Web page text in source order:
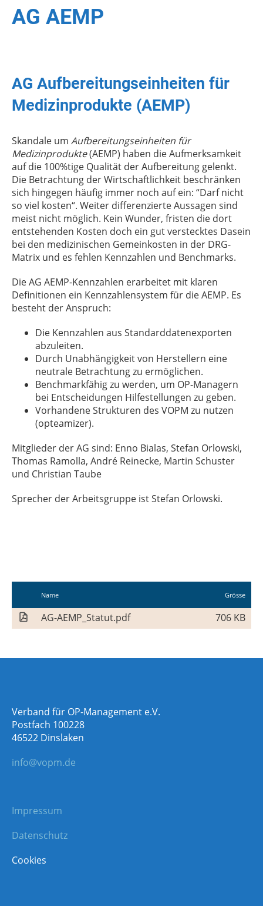
AG AEMP
AG Aufbereitungseinheiten für
Medizinprodukte (AEMP)
Skandale um Aufbereitungseinheiten für
Medizinprodukte(AEMP) haben die Aufmerksamkeit
auf die 100%tige Qualität der Aufbereitung gelenkt.
Die Betrachtung der Wirtschaftlichkeit beschränken
sich hingegen häufig immer noch auf ein: “Darf nicht
so viel kosten“. Weiter differenzierte Aussagen sind
meist nicht möglich. Kein Wunder, fristen die dort
entstehenden Kosten doch ein gut verstecktes Dasein
bei den medizinischen Gemeinkosten in der DRG-
Matrix und es fehlen Kennzahlen und Benchmarks.
Die AG AEMP-Kennzahlen erarbeitet mit klaren
Definitionen ein Kennzahlensystem für die AEMP. Es
besteht der Anspruch:
Die Kennzahlen aus Standarddatenexporten
abzuleiten.
Durch Unabhängigkeit von Herstellern eine
neutrale Betrachtung zu ermöglichen.
Benchmarkfähig zu werden, um OP-Managern
bei Entscheidungen Hilfestellungen zu geben.
Vorhandene Strukturen des VOPM zu nutzen
(opteamizer).
Mitglieder der AG sind: Enno Bialas, Stefan Orlowski,
Thomas Ramolla, André Reinecke, Martin Schuster
und Christian Taube
Sprecher der Arbeitsgruppe ist Stefan Orlowski.
Name Grösse
AG-AEMP_Statut.pdf 706 KB
Verband für OP-Management e.V.
Postfach 100228
46522 Dinslaken
info@vopm.de
Impressum
Datenschutz
Cookies